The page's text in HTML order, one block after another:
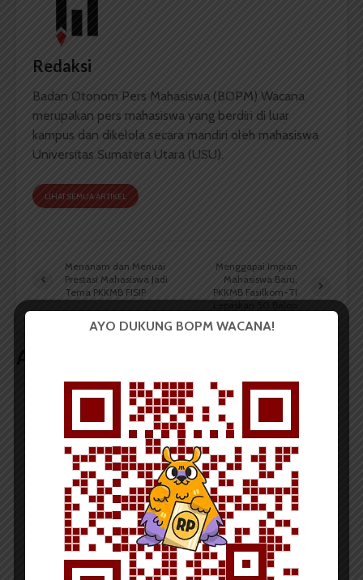
Redaksi
Badan Otonom Pers Mahasiswa (BOPM) Wacana
merupakan pers mahasiswa yang berdiri di luar
kampus dan dikelola secara mandiri oleh mahasiswa
Universitas Sumatera Utara (USU).
LIHAT SEMUA ARTIKEL
Menanam dan Menuai
Prestasi Mahasiswa Jadi
Tema PKKMB FISIP
Menggapai Impian
Mahasiswa Baru,
PKKMB Fasilkom-TI
BERITA KAMPUS
Tim Mahasiswa USU Raih Juara I
Vokal Grup Pada PEKSIMIDA 2026
Dark Mode | Moda Gelap
Oleh: Cyntia Lorena Br Tarigan USU, wacana.org –
Tim mahasiswa Universitas Sumatera Utara...
AYO DUKUNG BOPM WACANA!